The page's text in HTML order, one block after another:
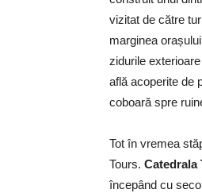
vizitat de către
marginea
zidurile
află acoperite de
coboară spre
Tot în vremea
Tours. Catedrala
începând cu